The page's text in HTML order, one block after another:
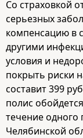
Со страховкой
серьезных
компенсацию в
другими
условия и
покрыть риски
составит 399
полис
течение одного
Челябинской